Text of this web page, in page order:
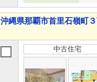
沖縄県那覇市首里石嶺町
中古住宅